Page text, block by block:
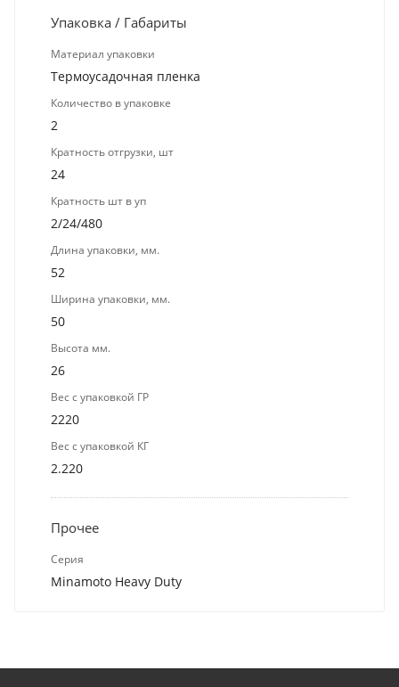
Упаковка / Габариты
Материал упаковки
Термоусадочная пленка
Количество в упаковке
2
Кратность отгрузки, шт
24
Кратность шт в уп
2/24/480
Длина упаковки, мм.
52
Ширина упаковки, мм.
50
Высота мм.
26
Вес с упаковкой ГР
2220
Вес с упаковкой КГ
2.220
Прочее
Серия
Minamoto Heavy Duty